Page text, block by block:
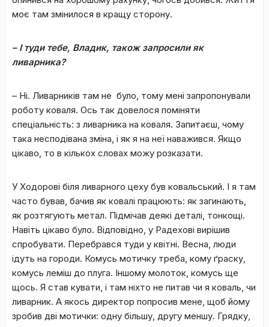
моє там змінилося в кращу сторону.
– І туди тебе, Владик, також запросили як
ливарника?
– Ні. Ливарників там не було, тому мені запропонували
роботу коваля. Ось так довелося поміняти
спеціальність: з ливарника на коваля. Запитаєш, чому
така несподівана зміна, і як я на неї наважився. Якщо
цікаво, то в кількох словах можу розказати.
У Ходорові біля ливарного цеху був ковальський. І я там
часто бував, бачив як ковалі працюють: як загинають,
як розтягують метал. Підмічав деякі деталі, тонкощі.
Навіть цікаво було. Відповідно, у Радехові вирішив
спробувати. Перебрався туди у квітні. Весна, люди
ідуть на городи. Комусь мотичку треба, кому ґраску,
комусь леміш до плуга. Іншому молоток, комусь ще
щось. Я став кувати, і там ніхто не питав чи я коваль, чи
ливарник. А якось директор попросив мене, щоб йому
зробив дві мотички: одну більшу, другу меншу. Грядку,